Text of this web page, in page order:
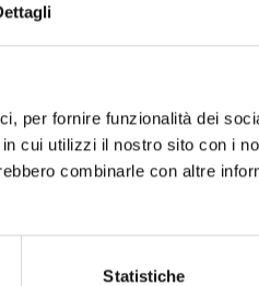
per fornire funzionalità dei
cui utilizzi il nostro sito con i
combinarle con altre
Statistiche